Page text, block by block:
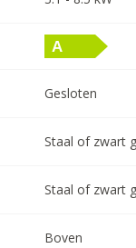
Gesloten
Staal of zwart
Staal of zwart
Boven